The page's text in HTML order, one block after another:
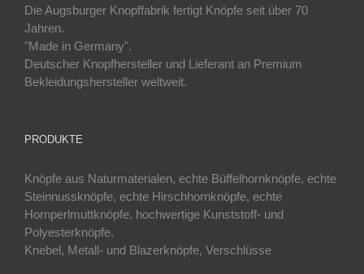
Die Augsburger Knopffabrik fertigt Knöpfe seit über 70
Jahren.
"Made in Germany".
Deutscher Knopfhersteller und Lieferant an Premium
Bekleidungshersteller weltweit.
PRODUKTE
Knöpfe aus Naturmaterialen, echte Büffelhornknöpfe, echte
Steinnussknöpfe, echte Hirschhornknöpfe, echte
Hornperlmuttknöpfe, hochwertige Kunststoff- und
Polyesterknöpfe.
Knebel, Metall- und Blazerknöpfe, Verschlüsse